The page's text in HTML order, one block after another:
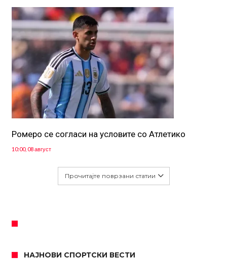
Ромеро се согласи на условите со Атлетико
10:00, 08 август
Прочитајте поврзани статии
НАЈНОВИ СПОРТСКИ ВЕСТИ